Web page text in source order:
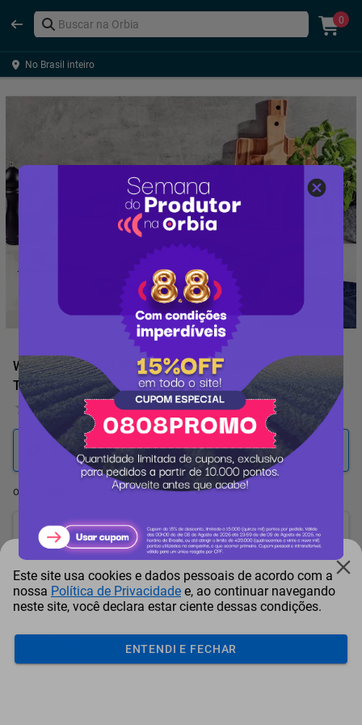
0
No Brasil inteiro
Wok Tramontina Loreto em Alumínio Antiaderente com
Tampa Vermelho 3,3L
0 Avaliação
7.669 pontos
ou resgate por pontos + dinheiro
6.903 pontos + R$ 35,24
6.519 pontos + R$ 52,90
6.136 pontos + R$ 70,52
Frete e Prazo
Calcular frete
Este site usa cookies e dados pessoais de acordo com a
nossa Política de Privacidade e, ao continuar navegando
neste site, você declara estar ciente dessas condições.
ENTENDI E FECHAR